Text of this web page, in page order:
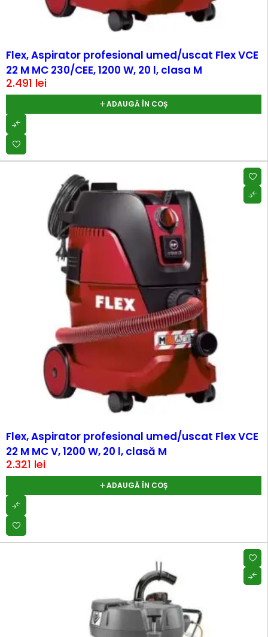
Flex, Aspirator profesional umed/uscat Flex VCE
22 M MC 230/CEE, 1200 W, 20 l, clasa M
2.491 lei
ADAUGĂ ÎN COȘ
Flex, Aspirator profesional umed/uscat Flex VCE
22 M MC V, 1200 W, 20 l, clasă M
2.321 lei
ADAUGĂ ÎN COȘ